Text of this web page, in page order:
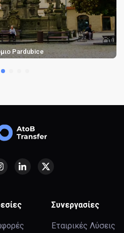
Βάρι και Ταξί
Συνεργασίες
Εταιρικές Λύσεις